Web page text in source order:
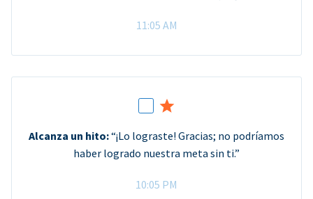
11:05 AM
Alcanza un hito:“¡Lo lograste! Gracias; no podríamos
haber logrado nuestra meta sin ti.”
10:05 PM